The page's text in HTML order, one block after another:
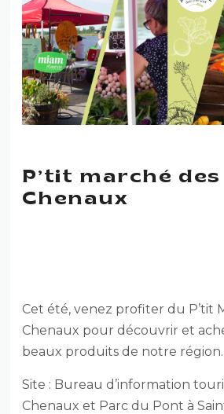
P’tit marché des
Chenaux
Cet été, venez profiter du P’tit
Chenaux pour découvrir et
beaux produits de notre région.
Site : Bureau d’information
Chenaux et Parc du Pont à